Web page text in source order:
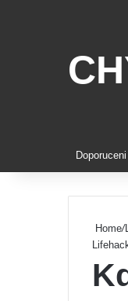
Doporuceni
Home/